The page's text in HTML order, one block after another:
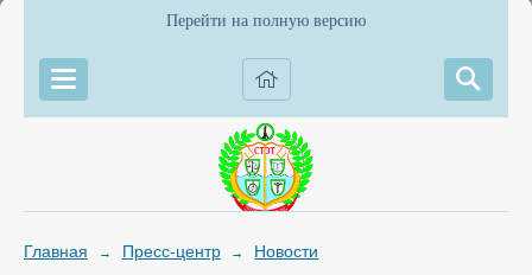
Перейти на полную версию
Главная → Пресс-центр → Новости